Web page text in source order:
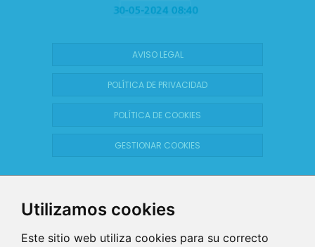
Utilizamos cookies
Este sitio web utiliza cookies para su correcto
AVISO LEGAL
POLÍTICA DE PRIVACIDAD
POLÍTICA DE COOKIES
GESTIONAR COOKIES